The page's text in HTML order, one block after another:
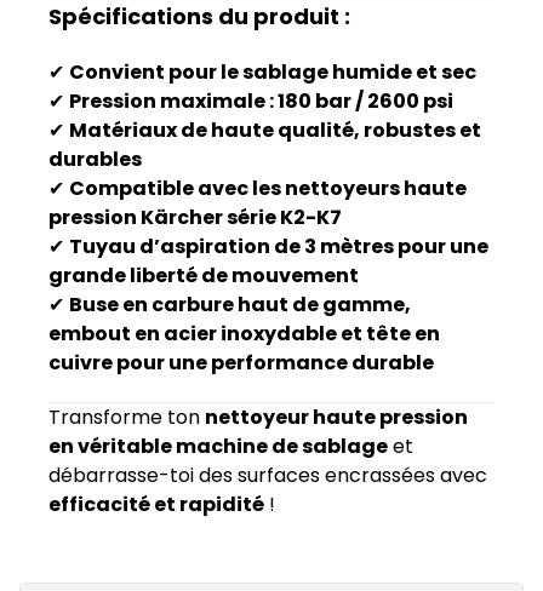
Spécifications du produit :
✔ Convient pour le sablage humide et sec
✔ Pression maximale : 180 bar / 2600 psi
✔ Matériaux de haute qualité, robustes et
durables
✔ Compatible avec les nettoyeurs haute
pression Kärcher série K2-K7
✔ Tuyau d’aspiration de 3 mètres pour une
grande liberté de mouvement
✔ Buse en carbure haut de gamme,
embout en acier inoxydable et tête en
cuivre pour une performance durable
Transforme ton nettoyeur haute pression
en véritable machine de sablageet
débarrasse-toi des surfaces encrassées avec
efficacité et rapidité !